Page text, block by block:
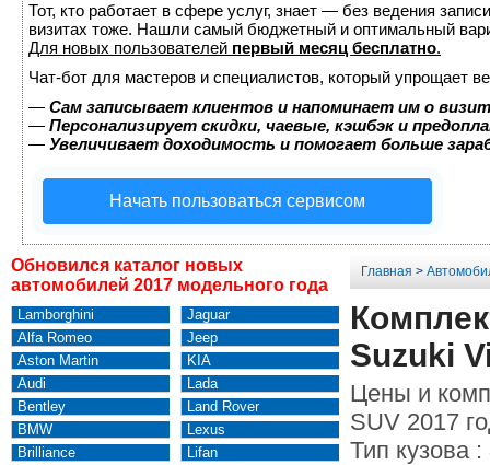
Тот, кто работает в сфере услуг, знает — без ведения
визитах тоже. Нашли самый бюджетный и оптимальный
Для новых пользователей первый месяц бесплатно.
Чат-бот для мастеров и специалистов, который упрощает
— Сам записывает клиентов и напоминает им о
— Персонализирует скидки, чаевые, кэшбэк и
— Увеличивает доходимость и помогает больше
Начать пользоваться сервисом
Обновился каталог новых
автомобилей 2017 модельного года
Lamborghini
Alfa Romeo
Aston Martin
Audi
Bentley
BMW
Brilliance
Jaguar
Jeep
KIA
Lada
Land Rover
Lexus
Lifan
Главная >
Suzuki
Цены и
SUV 2017
Тип кузова :